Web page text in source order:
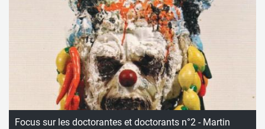
Focus sur les doctorantes et doctorants n°2 - Martin